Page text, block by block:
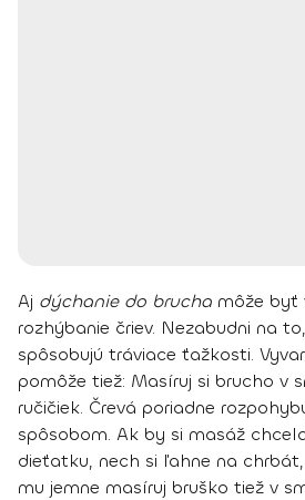
Aj dýchanie do brucha môže byť
rozhýbanie čriev. Nezabudni na
spôsobujú tráviace ťažkosti.
pomôže tiež: Masíruj si brucho v
ručičiek. Črevá poriadne
spôsobom. Ak by si masáž
dieťatku, nech si ľahne na
mu jemne masíruj bruško tiež v